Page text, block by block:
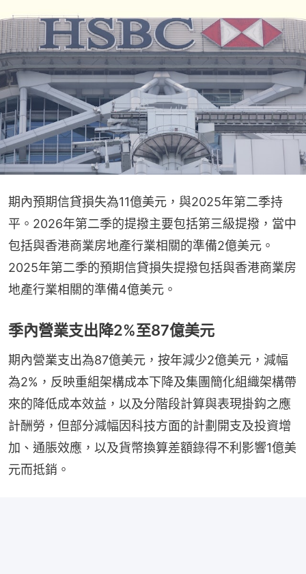
期內預期信貸損失為11億美元，與2025年第⼆季持
平。2026年第⼆季的提撥主要包括第三級提撥，當中
包括與香港商業房地產⾏業相關的準備2億美元。
2025年第⼆季的預期信貸損失提撥包括與香港商業房
地產⾏業相關的準備4億美元。
季內營業支出降2%至87億美元
期內營業支出為87億美元，按年減少2億美元，減幅
為2%，反映重組架構成本下降及集團簡化組織架構帶
來的降低成本效益，以及分階段計算與表現掛鈎之應
計酬勞，但部分減幅因科技⽅⾯的計劃開⽀及投資增
加、通脹效應，以及貨幣換算差額錄得不利影響1億美
元⽽抵銷。